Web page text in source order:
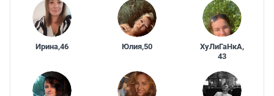
Ирина,46 Юлия,50 ХуЛиГаНкА,
43